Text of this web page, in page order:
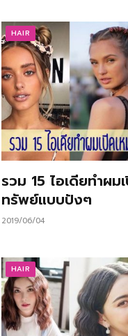
HAIR
รวม 15 ไอเดียทำผม
ทรัพย์แบบปังๆ
2019/06/04
HAIR